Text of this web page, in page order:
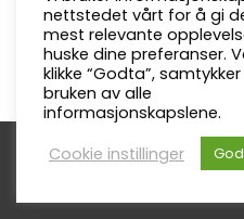
Copyright © 2026 Froland
nettstedet vårt for å gi
mest relevante
huske dine preferanser.
klikke “Godta”,
bruken av alle
informasjonskapslene.
Cookie instillinger